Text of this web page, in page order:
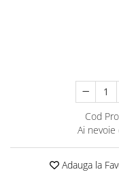
Cod
Ai nevoie
Adauga la